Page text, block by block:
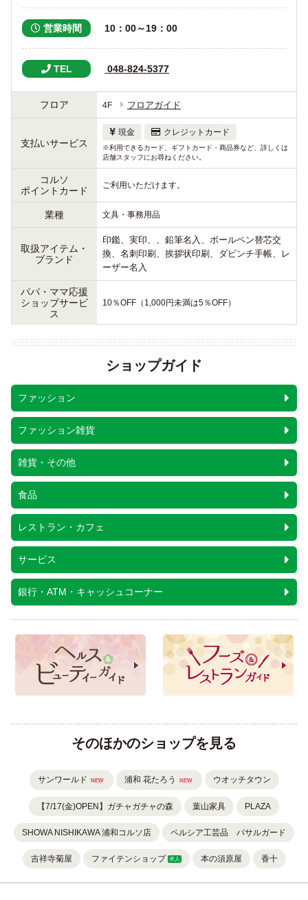
営業時間 10：00～19：00
TEL 048-824-5377
フロア 4F フロアガイド
支払いサービス
現金 クレジットカード
※利用できるカード、ギフトカード・商品券など、詳しくは
店舗スタッフにお尋ねください。
コルソ
ポイントカード
ご利用いただけます。
業種 文具・事務用品
取扱アイテム・
ブランド
印鑑、実印、、鉛筆名入、ボールペン替芯交
換、名刺印刷、挨拶状印刷、ダビンチ手帳、レ
ーザー名入
パパ・ママ応援
ショップサービ
ス
10％OFF（1,000円未満は5％OFF）
ショップガイド
ファッション
ファッション雑貨
雑貨・その他
食品
レストラン・カフェ
サービス
銀行・ATM・キャッシュコーナー
そのほかのショップを見る
サンワールド NEW 浦和 花たろう NEW ウオッチタウン
【7/17(金)OPEN】ガチャガチャの森 葉山家具 PLAZA
SHOWA NISHIKAWA 浦和コルソ店 ペルシア工芸品 パサルガード
吉祥寺菊屋 ファイテンショップ 求人 本の須原屋 香十